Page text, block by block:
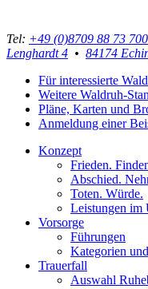
Tel: +49 (0)8709 88 73 700
Lenghardt 4 • 84174
Für interessierte
Weitere Waldruh-
Pläne, Karten und
Anmeldung einer
Konzept
Frieden.
Abschied.
Toten. Würde.
Leistungen im
Vorsorge
Führungen
Kategorien
Trauerfall
Auswahl